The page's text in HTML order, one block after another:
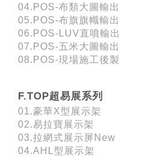
04.POS-布類大圖輸出
05.POS-布旗旗幟輸出
06.POS-LUV直噴輸出
07.POS-五米大圖輸出
08.POS-現場施工後製
F.TOP超易展系列
01.豪華X型展示架
02.易拉寶展示架
03.拉網式展示屏New
04.AHL型展示架